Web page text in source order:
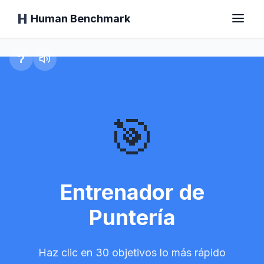
Human Benchmark
Inicio
Tiempo de Reacción
Test de Mecanografía
Entrenador de Puntería
?
🎯
Entrenador de
Puntería
Haz clic en 30 objetivos lo más rápido